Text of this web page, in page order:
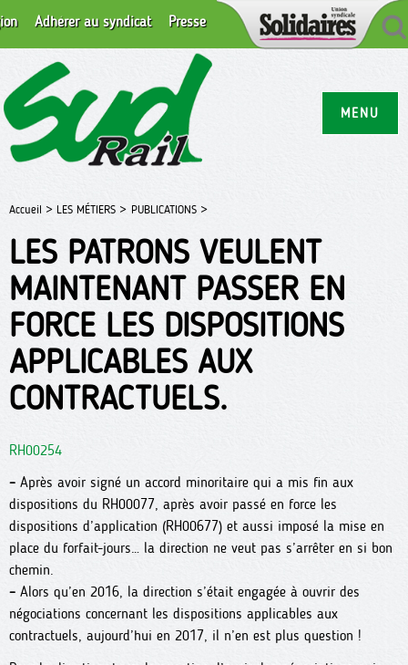
MENU
Adhérer au syndicat Presse
Accueil > LES MÉTIERS > PUBLICATIONS >
LES PATRONS VEULENT
MAINTENANT PASSER EN
FORCE LES DISPOSITIONS
APPLICABLES AUX
CONTRACTUELS.
RH00254
– Après avoir signé un accord minoritaire qui a mis fin aux
dispositions du RH00077, après avoir passé en force les
dispositions d’application (RH00677) et aussi imposé la mise en
place du forfait-jours… la direction ne veut pas s’arrêter en si bon
chemin.
– Alors qu’en 2016, la direction s’était engagée à ouvrir des
négociations concernant les dispositions applicables aux
contractuels, aujourd’hui en 2017, il n’en est plus question !